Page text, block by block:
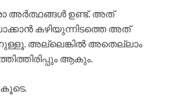
അർത്ഥങ്ങൾ ഉണ്ട്. അത്
കഴിയുന്നിടത്തെ അത്
അല്ലെങ്കിൽ അതെല്ലാം
ആകും.
കൂടെ.